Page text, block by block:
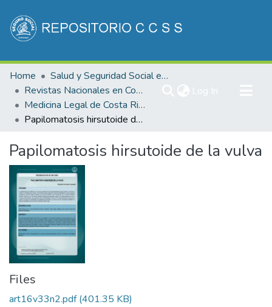
Communities & Collections
All of DSpace
Statistics
Home
Salud y Seguridad Social en Costa Rica
Revistas Nacionales en Costa Rica
Medicina Legal de Costa Rica
Papilomatosis hirsutoide de la vulva
Papilomatosis hirsutoide de la vulva
Files
art16v33n2.pdf(401.35 KB)